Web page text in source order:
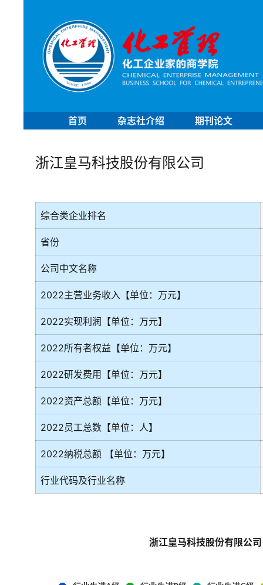
首页 杂志社介绍 期刊论文
浙江皇马科技股份有限公司
综合类企业排名
省份
公司中文名称
2022主营业务收入【单位：万元】
2022实现利润【单位：万元】
2022所有者权益【单位：万元】
2022研发费用【单位：万元】
2022资产总额【单位：万元】
2022员工总数【单位：人】
2022纳税总额 【单位：万元】
行业代码及行业名称
浙江皇马科技股份有限公司